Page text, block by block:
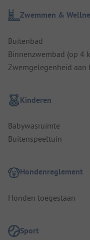
Zwemmen &
Buitenbad
Binnenzwembad (op 4
Zwemgelegenheid aan
Kinderen
Babywasruimte
Buitenspeeltuin
Hondenreglement
Honden toegestaan
Sport